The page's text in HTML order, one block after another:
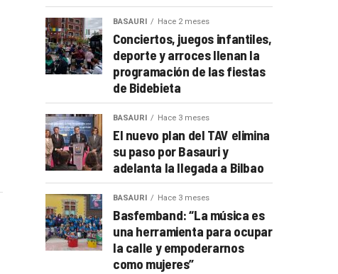
BASAURI Hace 2 meses
Conciertos, juegos infantiles,
deporte y arroces llenan la
programación de las fiestas
de Bidebieta
BASAURI Hace 3 meses
El nuevo plan del TAV elimina
su paso por Basauri y
adelanta la llegada a Bilbao
BASAURI Hace 3 meses
Basfemband: “La música es
una herramienta para ocupar
la calle y empoderarnos
como mujeres”